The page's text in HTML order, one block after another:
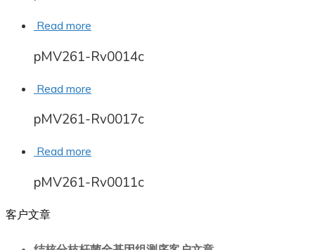
Read more
pMV261-Rv0014c
Read more
pMV261-Rv0017c
Read more
pMV261-Rv0011c
客户文章